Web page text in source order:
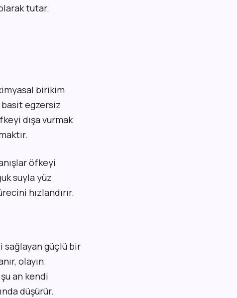
tutar.
birikim
basit egzersiz
dışa vurmak
öfkeyi
suyla yüz
hızlandırır.
sağlayan güçlü bir
olayın
an kendi
düşürür.